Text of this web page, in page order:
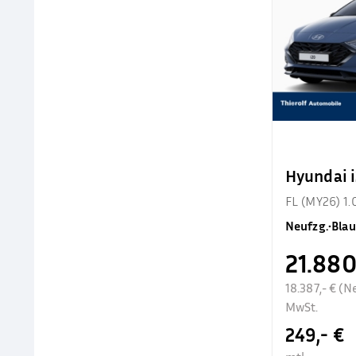
Hyundai
FL (MY26)
Neufzg.•Blau
18.387,- €
MwSt.
249,- €